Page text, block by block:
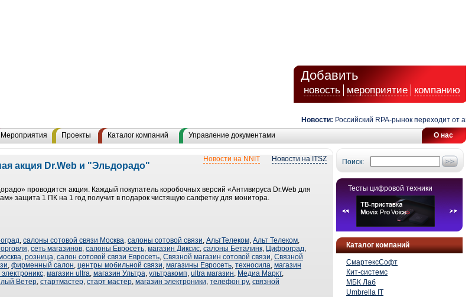
Добавить
новость мероприятие компанию
Новости: Российский RPA-рынок переходит от
О нас
Мероприятия Проекты Каталог компаний Управление документами
Поиск:
Тесты цифровой техники
Каталог компаний
СмартексСофт
Кит-системс
МБК Лаб
Umbrella IT
Новости на ITSZ
Новости на NNIT
акция Dr.Web и "Эльдорадо"
проводится акция. Каждый покупатель коробочных версий «Антивируса Dr.Web для
защита 1 ПК на 1 год получит в подарок чистящую салфетку для монитора.
, салоны сотовой связи Москва, салоны сотовой связи, АльтТелеком, Альт Телеком,
, сеть магазинов, салоны Евросеть, магазин Диксис, салоны Беталинк, Цифроград,
, розница, салон сотовой связи Евросеть, Связной магазин сотовой связи, Связной
, фирменный салон, центры мобильной связи, магазины Евросеть, техносила, магазин
электроникс, магазин ultra, магазин Ультра, ультракомп, ultra магазин, Медиа Маркт,
Ветер, стартмастер, старт мастер, магазин электроники, телефон ру, связной